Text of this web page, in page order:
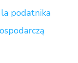
podatnika